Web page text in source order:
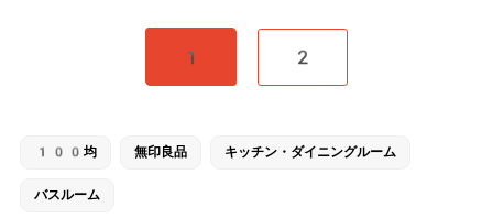
1 2
100均 無印良品 キッチン・ダイニングルーム
バスルーム